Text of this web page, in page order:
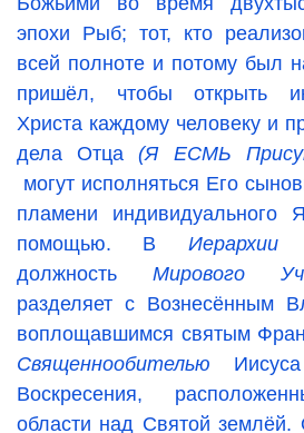
эпохи Рыб; тот, кто
всей полноте и потому был
пришёл, чтобы открыть
Христа каждому человеку и
дела Отца(Я ЕСМЬ
могут исполняться Его
пламени
помощью. В Иерархии
должность Мирового
разделяет с Вознесённым
воплощавшимся святым
Священнообителью
Воскресения,
области над Святой землёй.